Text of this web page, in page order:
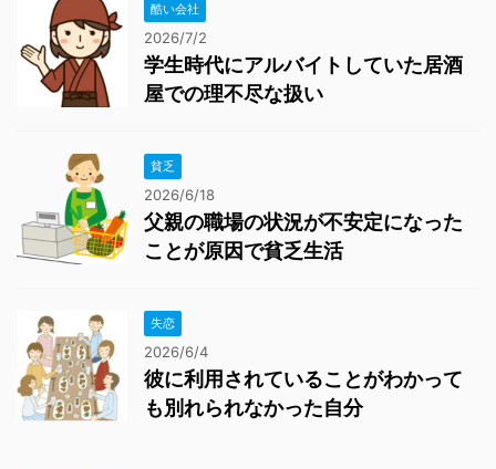
酷い会社
2026/7/2
学生時代にアルバイトしていた居酒
屋での理不尽な扱い
貧乏
2026/6/18
父親の職場の状況が不安定になった
ことが原因で貧乏生活
失恋
2026/6/4
彼に利用されていることがわかって
も別れられなかった自分